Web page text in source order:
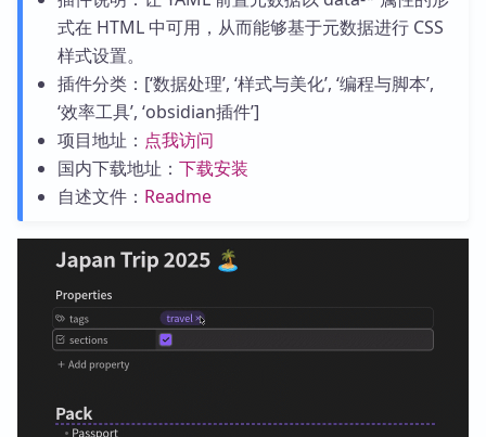
式在 HTML 中可用，从而能够基于元数据进行 CSS
样式设置。
插件分类：[‘数据处理’, ‘样式与美化’, ‘编程与脚本’,
‘效率工具’, ‘obsidian插件’]
项目地址： 点我访问
国内下载地址： 下载安装
自述文件： Readme